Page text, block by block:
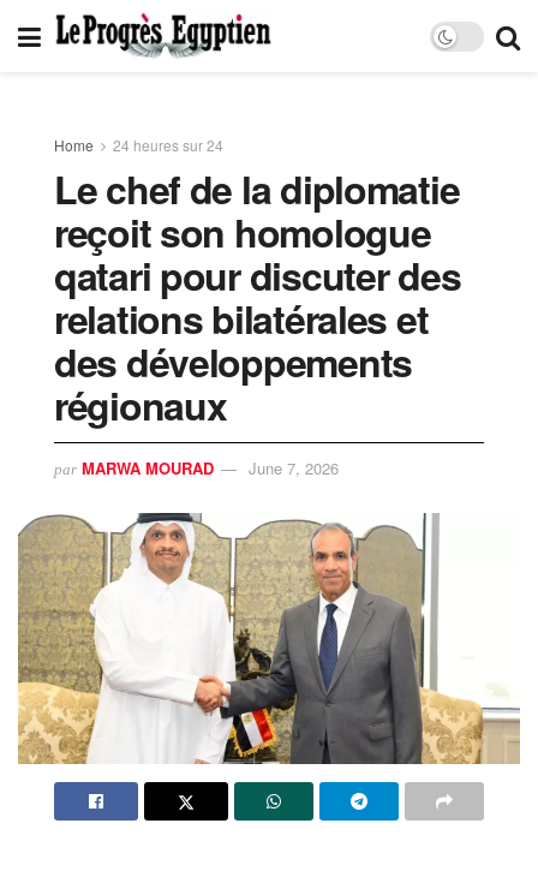
Home 24 heures sur 24
Le chef de la diplomatie
reçoit son homologue
qatari pour discuter des
relations bilatérales et
des développements
régionaux
par MARWA MOURAD June 7, 2026